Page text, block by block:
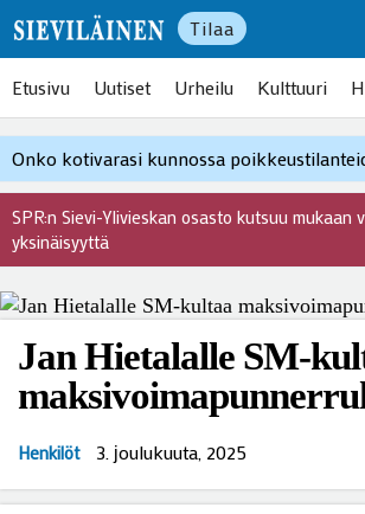
Tilaa
Etusivu Uutiset Urheilu Kulttuuri
Onko kotivarasi kunnossa
SPR:n Sievi-Ylivieskan osasto kutsuu mukaan
yksinäisyyttä
Jan Hietalalle SM-
Henkilöt 3. јoulukuuta, 2025